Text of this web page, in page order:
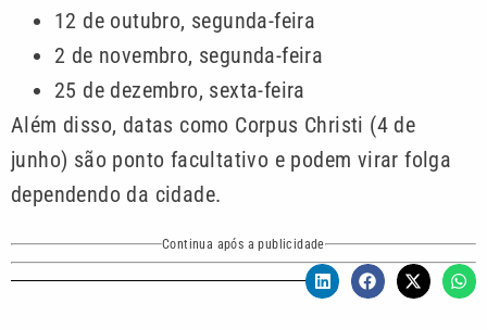
12 de outubro, segunda-feira
2 de novembro, segunda-feira
25 de dezembro, sexta-feira
Além disso, datas como Corpus Christi (4 de
junho) são ponto facultativo e podem virar folga
dependendo da cidade.
Continua após a publicidade